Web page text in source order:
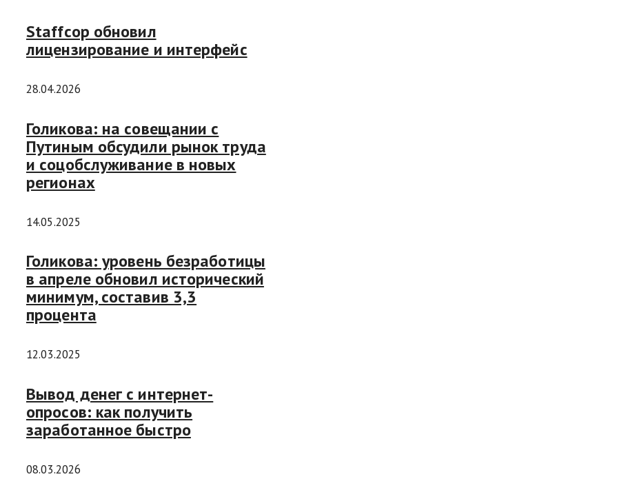
Staffcop обновил
лицензирование и интерфейс
28.04.2026
Голикова: на совещании с
Путиным обсудили рынок труда
и соцобслуживание в новых
регионах
14.05.2025
Голикова: уровень безработицы
в апреле обновил исторический
минимум, составив 3,3
процента
12.03.2025
Вывод денег с интернет-
опросов: как получить
заработанное быстро
08.03.2026